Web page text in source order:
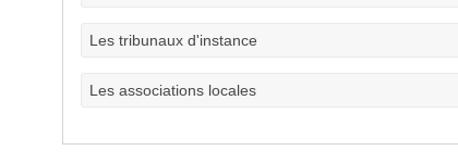
Les tribunaux d'instance
Les associations locales